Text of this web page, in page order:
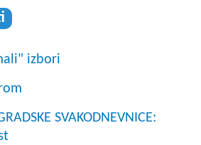
izbori
SVAKODNEVNICE: